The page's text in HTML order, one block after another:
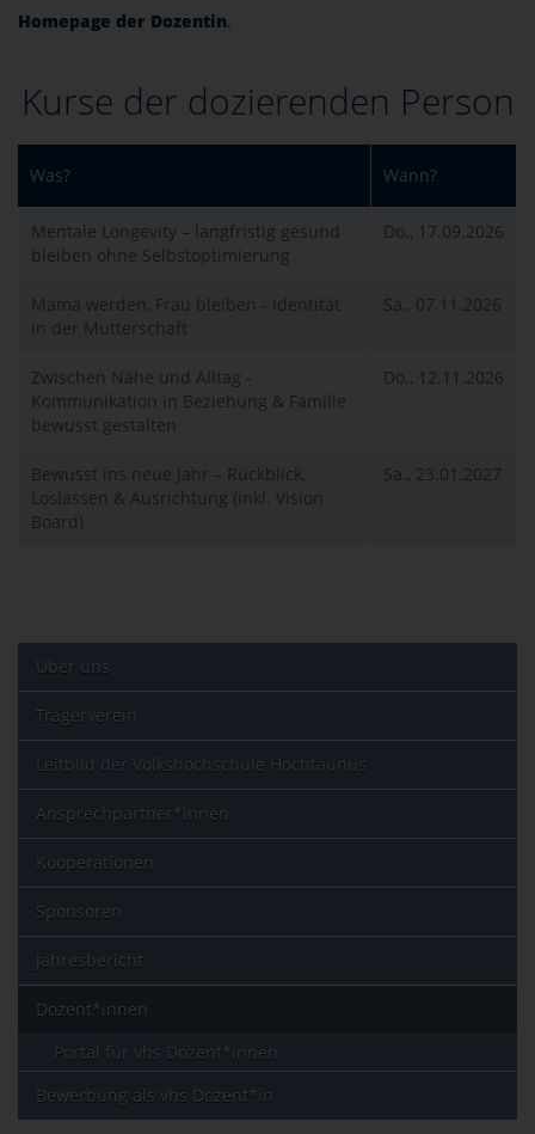
Homepage der Dozentin.
Kurse der dozierenden Person
Was? Wann?
Mentale Longevity – langfristig gesund
bleiben ohne Selbstoptimierung
Do., 17.09.2026
Mama werden, Frau bleiben - Identität
in der Mutterschaft
Sa., 07.11.2026
Zwischen Nähe und Alltag -
Kommunikation in Beziehung & Familie
bewusst gestalten
Do., 12.11.2026
Bewusst ins neue Jahr – Rückblick,
Loslassen & Ausrichtung (inkl. Vision
Board)
Sa., 23.01.2027
Über uns
Trägerverein
Leitbild der Volkshochschule Hochtaunus
Ansprechpartner*innen
Kooperationen
Sponsoren
Jahresbericht
Dozent*innen
Portal für vhs Dozent*innen
Bewerbung als vhs Dozent*in